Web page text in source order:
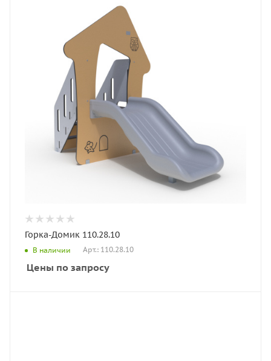
Горка-Домик 110.28.10
В наличии Арт.: 110.28.10
Цены по запросу